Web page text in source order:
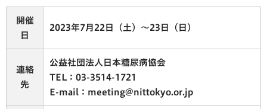
開催
日
2023年7月22日（土）～23日（日）
連絡
先
公益社団法人日本糖尿病協会
TEL：03-3514-1721
E-mail：meeting@nittokyo.or.jp